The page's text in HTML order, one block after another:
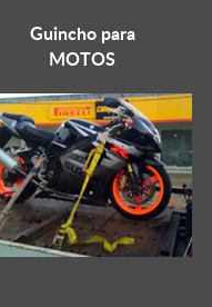
Guincho para
MOTOS